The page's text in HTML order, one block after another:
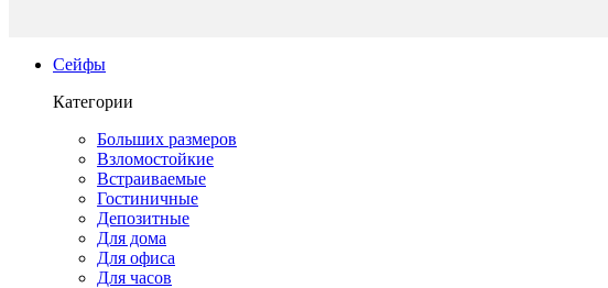
Сейфы
Категории
Больших размеров
Взломостойкие
Встраиваемые
Гостиничные
Депозитные
Для дома
Для офиса
Для часов